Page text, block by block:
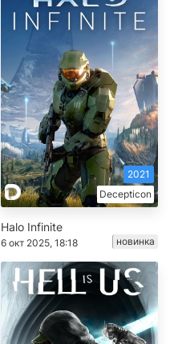
Decepticon
2021
Halo Infinite
6 окт 2025, 18:18 новинка